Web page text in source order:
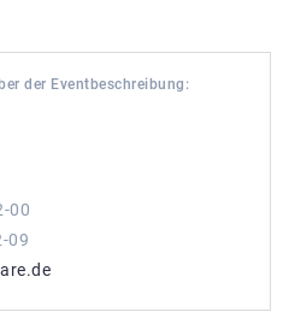
der Eventbeschreibung:
00
09